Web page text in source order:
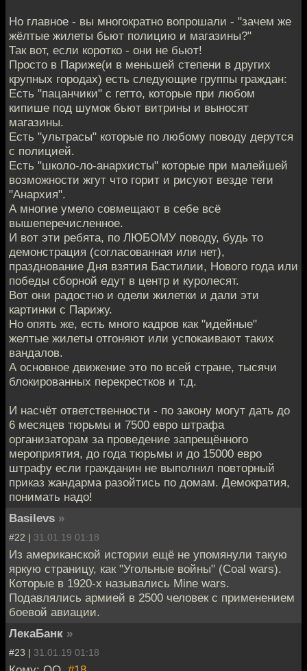
Но главное - вы многократно вопрошали - "зачем же
жёлтые жилеты бьют полицию и магазины?"
Так вот, если коротко - они не бьют!
Просто в Париже(и в меньшей степени в других
крупных городах) есть следующие группы граждан:
Есть "пацанчики" с гетто, которые при любом
кипише под шумок бьют витрины и выносят
магазины.
Есть "ультрасы" которые по любому поводу дерутся
с полицией.
Есть "школо-ло-анархисты" которые при малейшей
возможности жгут что горит и рисуют везде теги
"Анархия".
А многие умело совмещают в себе всё
вышеперечисленное.
И вот эти ребята, по ЛЮБОМУ поводу, будь то
демонстрация (согласованная или нет),
празднование Дня взятия Бастилии, Нового года или
победы сборной едут в центр и куролесят.
Вот они радостно и одели жилетки и дали эти
картинки с Парижу.
Но опять же, есть много кадров как "идейные"
желтые жилеты отгоняют или успокаивают таких
вандалов.
А основное движение это по всей стране, тысячи
блокированных перекрестков и т.д.
И насчёт ответственности - по закону могут дать до
6 месяцев тюрьмы и 7500 евро штрафа
организаторам за проведение запрещённого
мероприятия, до года тюрьмы и до 15000 евро
штрафу если гражданин не выполнил повторный
приказ жандарма разойтись по домам. Демократия,
понимать надо!
Basilevs »
#22 | 31.01.19 01:18
Из американской истории ещё не упомянули такую
яркую страницу, как "Угольные войны" (Coal wars).
Которые в 1920-х назывались Mine wars.
Подавлялись армией в 2500 человек с применением
боевой авиации.
ЛекаБанк »
#23 | 31.01.19 01:18